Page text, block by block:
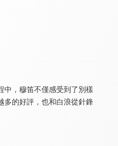
中，穆笛不僅感受到了別樣
多的好評，也和白浪從針鋒